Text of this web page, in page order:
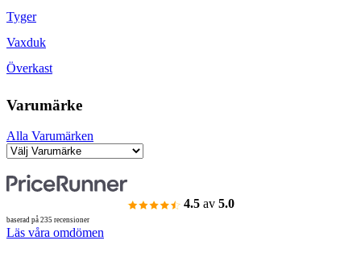
Tyger
Vaxduk
Överkast
Varumärke
Alla Varumärken
4.5 av 5.0
baserad på 235 recensioner
Läs våra omdömen